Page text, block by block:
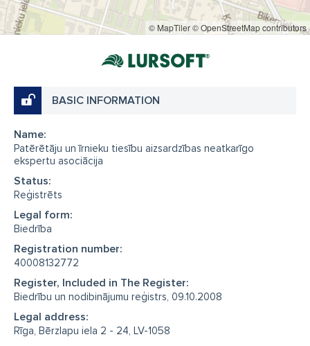
© MapTiler© OpenStreetMap contributors
BASIC INFORMATION
Name:
Patērētāju un īrnieku tiesību aizsardzības neatkarīgo
ekspertu asociācija
Status:
Reģistrēts
Legal form:
Biedrība
Registration number:
40008132772
Register, Included in The Register:
Biedrību un nodibinājumu reģistrs, 09.10.2008
Legal address:
Rīga, Bērzlapu iela 2 - 24, LV-1058